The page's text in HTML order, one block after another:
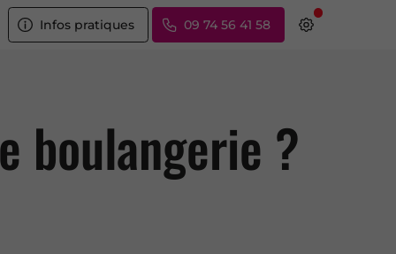
Infos pratiques 09 74 56 41 58
boulangerie ?